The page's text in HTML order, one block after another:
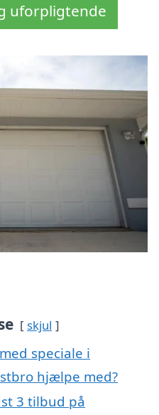
uforpligtende
skjul
speciale i
hjælpe med?
3 tilbud på